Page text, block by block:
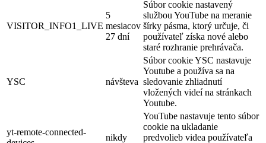
VISITOR_INFO1_LIVE
5
mesiacov
27 dní
Súbor cookie nastavený
službou YouTube na meranie
šírky pásma, ktorý určuje, či
používateľ získa nové alebo
staré rozhranie prehrávača.
YSC návšteva
Súbor cookie YSC nastavuje
Youtube a používa sa na
sledovanie zhliadnutí
vložených videí na stránkach
Youtube.
yt-remote-connected-
nikdy
YouTube nastavuje tento súbor
cookie na ukladanie
predvolieb videa používateľa